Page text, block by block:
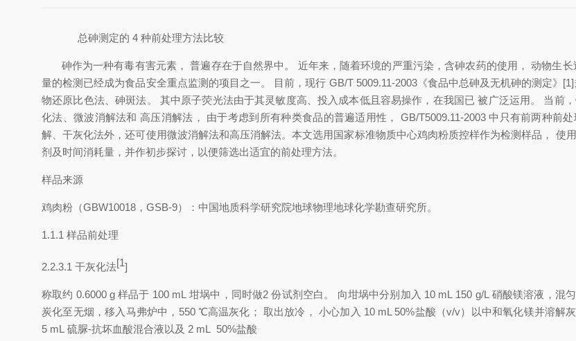
总砷测定的 4 种前处理方法比较
砷作为一种有毒有害元素 ，普遍存在于自然界中 。 近年来， 随着环境的严重污染 ，含砷农药的使用 ，动物生长
量的检测已经成为食品安全重点监测的项目之一。 目前 ，现行 GB/T 5009.11-2003《食品中总砷及无机砷的测定》 [1]
物还原比色法、砷斑法。 其中原子荧光法由于其灵敏度高 、投入成本低且容易操作 ， 在我国已 被广泛运用 。 当前，
化法
微波消解法和 高压消解法 ， 由于考虑到所有种类食品的普遍适用性 ， GB/T5009.11-2003 中只有前两种前处
解 、干灰化法外 ，还可使用微波消解法和高压消解法。本文选用国家标准物质中心鸡肉粉质控样作为检测样品 ， 使用
剂及时间消耗量 ， 并作初步探讨 ， 以便筛选出适宜的前处理方法。
样品来源
鸡肉粉 （GBW10018 ， GSB-9）： 中国地质科学研究院地球物理地球化学勘查研究所。
1.1.1 样品前处理
2.2.3.1 干灰化法[1]
称取约 0.6000 g 样品于 100 mL 坩埚中 ， 同时做2 份试剂空白 。 向坩埚中分别加入 10 mL 150 g/L 硝酸镁溶液 ， 混匀
炭化至无烟 ，移入马弗炉中 ， 550 ℃高温灰化 ； 取出放冷 ，小心加入 10 mL 50%盐酸 （v/v） 以中和氧化镁并溶解
5 mL 硫脲-抗坏血酸混合液以及 2 mL 50%盐酸